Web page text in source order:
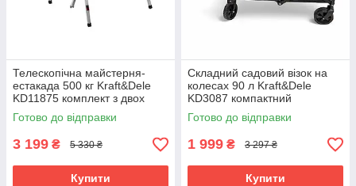
Телескопічна майстерня-
естакада 500 кг Kraft&Dele
KD11875 комплект з двох
регульованих стійок
Готово до відправки
3 199 ₴ 5 330 ₴
Купити
Складний садовий візок на
колесах 90 л Kraft&Dele
KD3087 компактний
транспортний візок
Готово до відправки
1 999 ₴ 3 297 ₴
Купити